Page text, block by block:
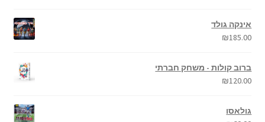
אינקה גולד
₪185.00
ברוב קולות - משחק חברתי
₪120.00
גולאסו